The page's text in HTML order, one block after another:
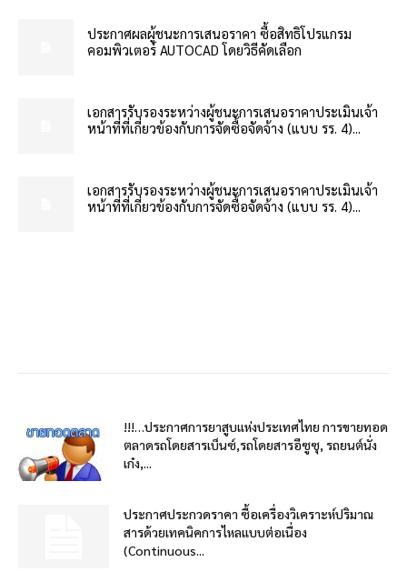
ประกาศผลผู้ชนะการเสนอราคา ซื้อสิทธิโปรแกรม
คอมพิวเตอร์ AUTOCAD โดยวิธีคัดเลือก
เอกสารรับรองระหว่างผู้ชนะการเสนอราคาประเมินเจ้า
หน้าที่ที่เกี่ยวข้องกับการจัดซื้อจัดจ้าง (แบบ รร. 4)...
เอกสารรับรองระหว่างผู้ชนะการเสนอราคาประเมินเจ้า
หน้าที่ที่เกี่ยวข้องกับการจัดซื้อจัดจ้าง (แบบ รร. 4)...
!!!…ประกาศการยาสูบแห่งประเทศไทย การขายทอด
ตลาดรถโดยสารเบ็นซ์,รถโดยสารอีซูซุ, รถยนต์นั่ง
เก๋ง,...
ประกาศประกวดราคา ซื้อเครื่องวิเคราะห์ปริมาณ
สารด้วยเทคนิคการไหลแบบต่อเนื่อง
(Continuous...